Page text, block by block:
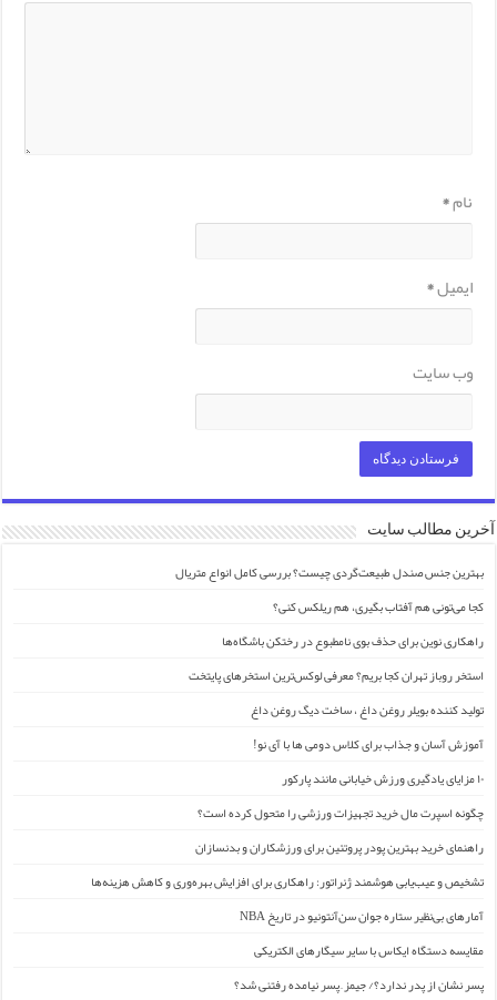
نام*
ایمیل*
وب‌ سایت
آخرین مطالب سایت
بهترین جنس صندل طبیعت‌گردی چیست؟ بررسی کامل انواع متریال
کجا می‌تونی هم آفتاب بگیری، هم ریلکس کنی؟
راهکاری نوین برای حذف بوی نامطبوع در رختکن باشگاه‌ها
استخر روباز تهران کجا بریم؟ معرفی لوکس‌ترین استخرهای پایتخت
تولید کننده بویلر روغن داغ ، ساخت دیگ روغن داغ
آموزش آسان و جذاب برای کلاس دومی ها با آی نو!
۱۰ مزایای یادگیری ورزش خیابانی مانند پارکور
چگونه اسپرت مال خرید تجهیزات ورزشی را متحول کرده است؟
راهنمای خرید بهترین پودر پروتئین برای ورزشکاران و بدنسازان
تشخیص و عیب‌یابی هوشمند ژنراتور: راهکاری برای افزایش بهره‌وری و کاهش هزینه‌ها
آمارهای بی‌نظیر ستاره جوان سن‌آنتونیو در تاریخ NBA
مقایسه دستگاه ایکاس با سایر سیگارهای الکتریکی
پسر نشان از پدر ندارد؟/ جیمز ِ پسر نیامده رفتنی شد؟